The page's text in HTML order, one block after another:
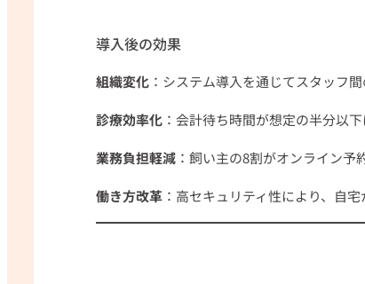
導入後の効果
組織変化 ：システム導入を通じてスタッフ
診療効率化 ：会計待ち時間が想定の半分以
業務負担軽減 ：飼い主の8割がオンライン
働き方改革 ：高セキュリティ性により、自